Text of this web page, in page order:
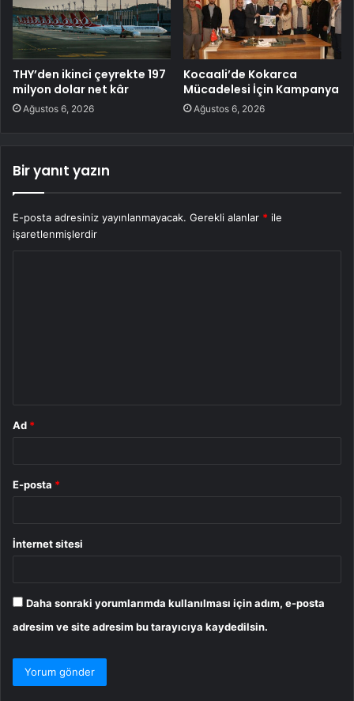
THY’den ikinci çeyrekte 197
milyon dolar net kâr
Ağustos 6, 2026
Kocaali’de Kokarca
Mücadelesi İçin Kampanya
Ağustos 6, 2026
Bir yanıt yazın
E-posta adresiniz yayınlanmayacak. Gerekli alanlar * ile
işaretlenmişlerdir
Ad *
E-posta *
İnternet sitesi
Daha sonraki yorumlarımda kullanılması için adım, e-posta
adresim ve site adresim bu tarayıcıya kaydedilsin.